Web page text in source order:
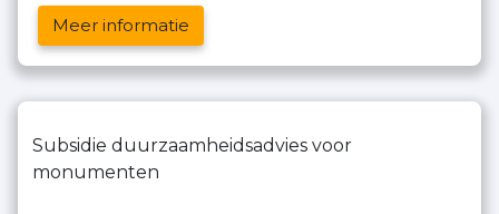
Meer informatie
Subsidie duurzaamheidsadvies voor
monumenten